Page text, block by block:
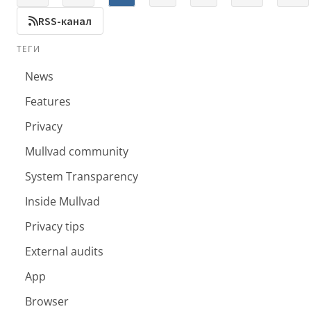
RSS-канал
ТЕГИ
News
Features
Privacy
Mullvad community
System Transparency
Inside Mullvad
Privacy tips
External audits
App
Browser